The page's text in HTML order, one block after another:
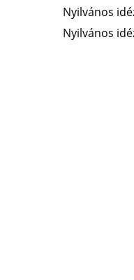
Nyilvános
Nyilvános